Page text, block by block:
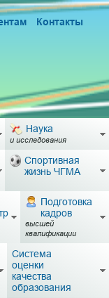
Контакты
Наука
и исследования
Спортивная
жизнь ЧГМА
Подготовка
кадров
высшей
квалификации
Система
оценки
качества
образования